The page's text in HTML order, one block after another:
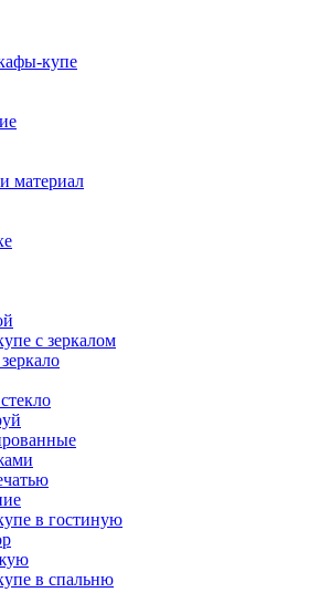
купе
материал
с зеркалом
в гостиную
в спальню